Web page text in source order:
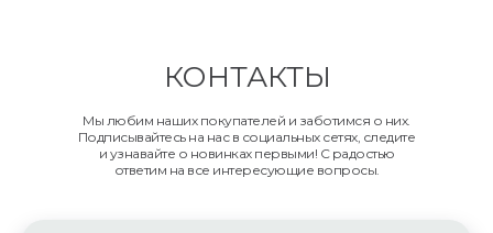
КОНТАКТЫ
Мы любим наших покупателей и заботимся о них.
Подписывайтесь на нас в социальных сетях, следите
и узнавайте о новинках первыми! С радостью
ответим на все интересующие вопросы.